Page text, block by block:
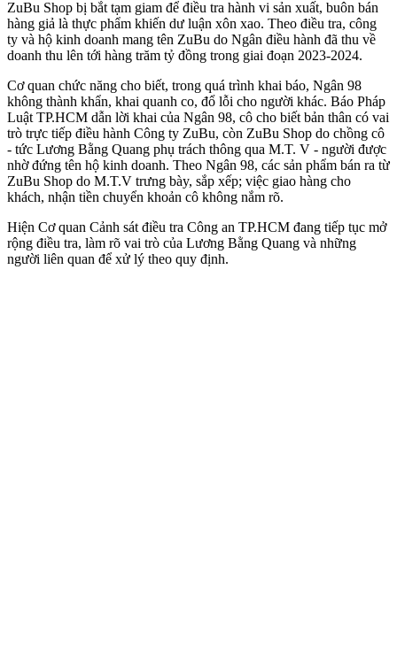
ZuBu Shop bị bắt tạm giam để điều tra hành vi sản xuất, buôn bán
hàng giả là thực phẩm khiến dư luận xôn xao. Theo điều tra, công
ty và hộ kinh doanh mang tên ZuBu do Ngân điều hành đã thu về
doanh thu lên tới hàng trăm tỷ đồng trong giai đoạn 2023-2024.
Cơ quan chức năng cho biết, trong quá trình khai báo, Ngân 98
không thành khẩn, khai quanh co, đổ lỗi cho người khác. Báo Pháp
Luật TP.HCM dẫn lời khai của Ngân 98, cô cho biết bản thân có vai
trò trực tiếp điều hành Công ty ZuBu, còn ZuBu Shop do chồng cô
- tức Lương Bằng Quang phụ trách thông qua M.T. V - người được
nhờ đứng tên hộ kinh doanh. Theo Ngân 98, các sản phẩm bán ra từ
ZuBu Shop do M.T.V trưng bày, sắp xếp; việc giao hàng cho
khách, nhận tiền chuyển khoản cô không nắm rõ.
Hiện Cơ quan Cảnh sát điều tra Công an TP.HCM đang tiếp tục mở
rộng điều tra, làm rõ vai trò của Lương Bằng Quang và những
người liên quan để xử lý theo quy định.